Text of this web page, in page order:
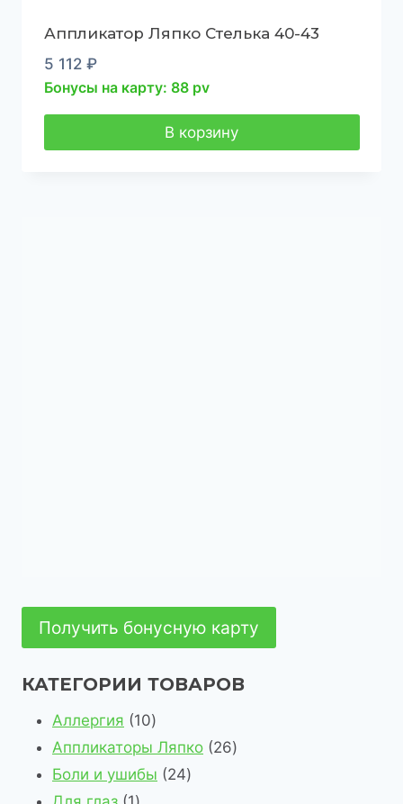
Аппликатор Ляпко Стелька 40-43
5 112 ₽
Бонусы на карту: 88 pv
В корзину
Получить бонусную карту
КАТЕГОРИИ ТОВАРОВ
Аллергия 101
0
т
Аппликаторы Ляпко 262
Боли и ушибы 242